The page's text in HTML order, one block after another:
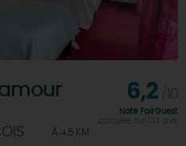
À 4.5 KM
6,2
Note FairGuest
calculée sur 103 avis